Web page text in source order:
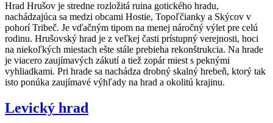
Hrad Hrušov je stredne rozložitá ruina gotického hradu,
nachádzajúca sa medzi obcami Hostie, Topoľčianky a Skýcov v
pohorí Tribeč. Je vďačným tipom na menej náročný výlet pre celú
rodinu. Hrušovský hrad je z veľkej časti prístupný verejnosti, hoci
na niekoľkých miestach ešte stále prebieha rekonštrukcia. Na hrade
je viacero zaujímavých zákutí a tiež zopár miest s peknými
vyhliadkami. Pri hrade sa nachádza drobný skalný hrebeň, ktorý tak
isto ponúka zaujímavé výhľady na hrad a okolitú krajinu.
Levický hrad